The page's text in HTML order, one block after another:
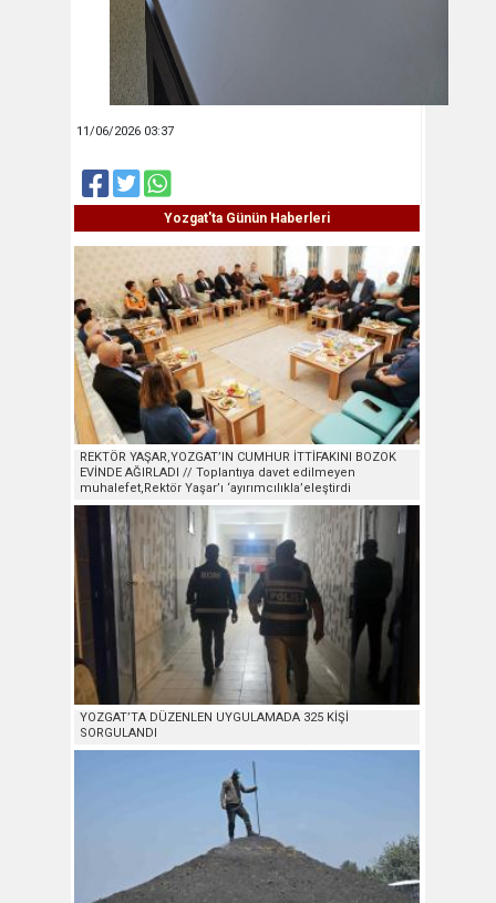
11/06/2026 03:37
Yozgat'ta Günün Haberleri
REKTÖR YAŞAR,YOZGAT’IN CUMHUR İTTİFAKINI BOZOK
EVİNDE AĞIRLADI // Toplantıya davet edilmeyen
muhalefet,Rektör Yaşar’ı ‘ayırımcılıkla’eleştirdi
YOZGAT’TA DÜZENLEN UYGULAMADA 325 KİŞİ
SORGULANDI